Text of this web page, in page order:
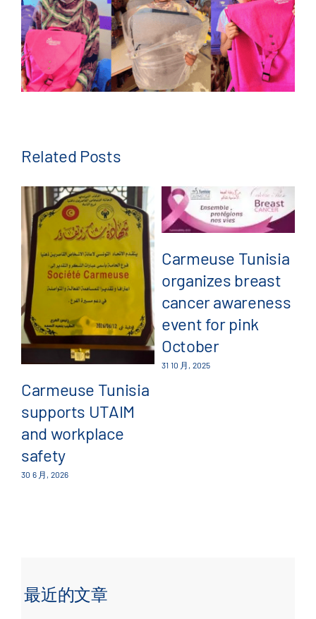
Related Posts
Carmeuse Tunisia
supports UTAIM
and workplace
safety
30 6 月, 2026
Carmeuse Tunisia
organizes breast
cancer awareness
event for pink
October
31 10 月, 2025
最近的文章